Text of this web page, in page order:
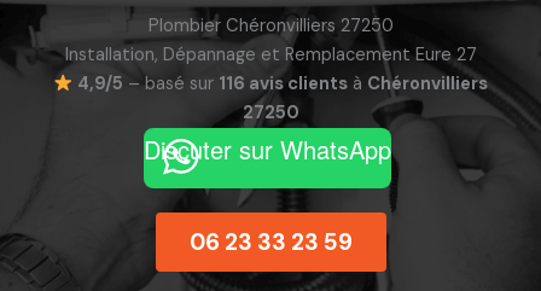
Plombier Chéronvilliers 27250
Installation, Dépannage et Remplacement Eure 27
4,9/5 – basé sur 116 avis clients à Chéronvilliers
27250
Discuter sur WhatsApp
06 23 33 23 59